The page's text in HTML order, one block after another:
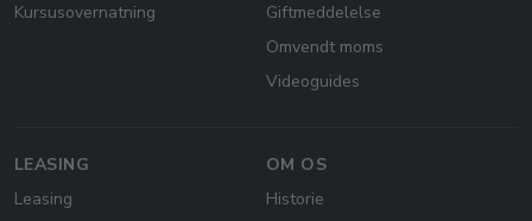
Kursusovernatning
Giftmeddelelse
Omvendt moms
Videoguides
LEASING
Leasing
OM OS
Historie